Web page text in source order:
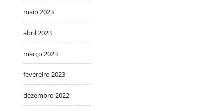
maio 2023
abril 2023
março 2023
fevereiro 2023
dezembro 2022